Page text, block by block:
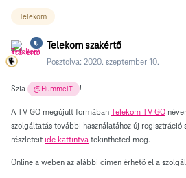
Telekom
Telekom szakértő
Posztolva: 2020. szeptember 10.
Szia @HummelT !
A TV GO megújult formában Telekom TV GO
szolgáltatás további használatához új regisztráció
részleteit ide kattintva tekintheted meg.
Online a weben az alábbi címen érhető el a